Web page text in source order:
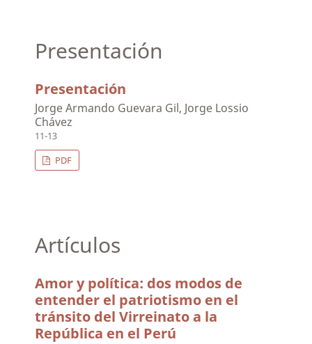
Presentación
Presentación
Jorge Armando Guevara Gil, Jorge Lossio
Chávez
11-13
PDF
Artículos
Amor y política: dos modos de
entender el patriotismo en el
tránsito del Virreinato a la
República en el Perú